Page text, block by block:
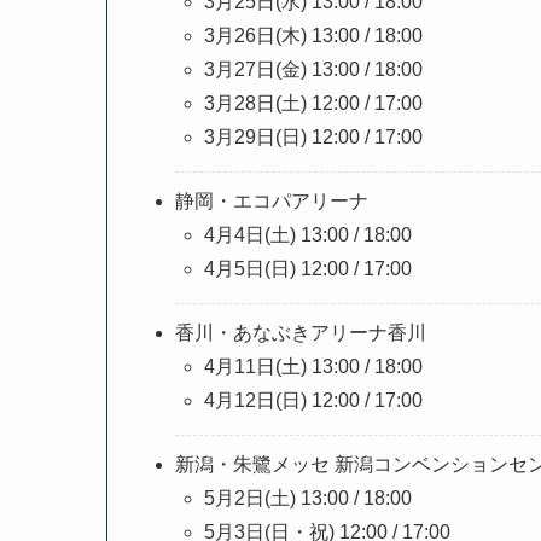
3月26日(木) 13:00 / 18:00
3月27日(金) 13:00 / 18:00
3月28日(土) 12:00 / 17:00
3月29日(日) 12:00 / 17:00
静岡・エコパアリーナ
4月4日(土) 13:00 / 18:00
4月5日(日) 12:00 / 17:00
香川・あなぶきアリーナ香川
4月11日(土) 13:00 / 18:00
4月12日(日) 12:00 / 17:00
新潟・朱鷺メッセ 新潟コンベンションセ
5月2日(土) 13:00 / 18:00
5月3日(日・祝) 12:00 / 17:00